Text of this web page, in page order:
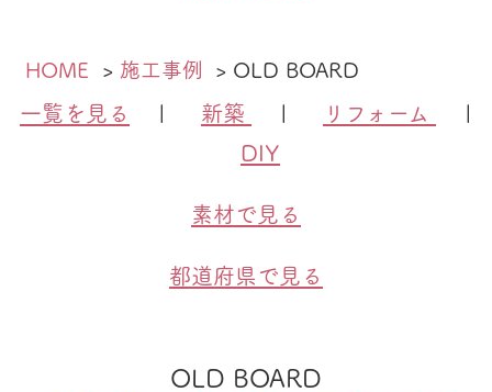
HOME 施工事例 OLD BOARD
一覧を見る | 新築 | リフォーム
|
DIY
素材で見る
都道府県で見る
OLD BOARD